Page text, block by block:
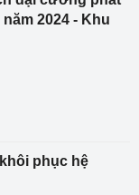
2024 - Khu
phục hệ